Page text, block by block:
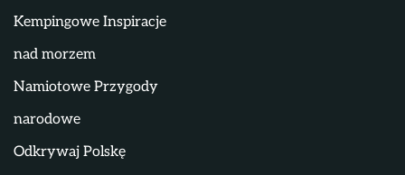
Kempingowe Inspiracje
nad morzem
Namiotowe Przygody
narodowe
Odkrywaj Polskę